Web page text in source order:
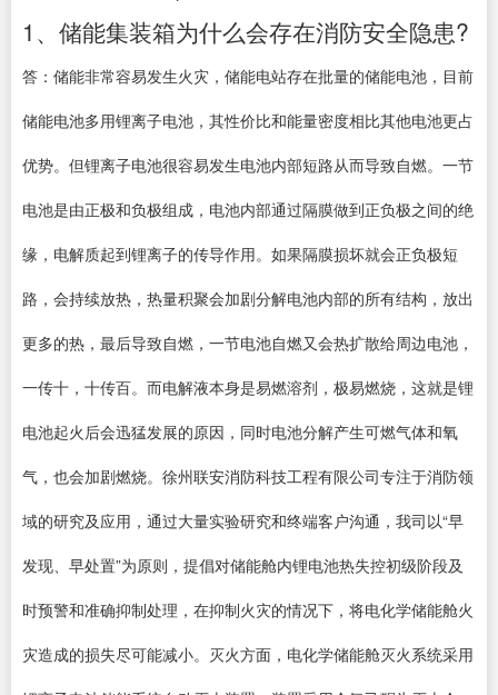
1、储能集装箱为什么会存在消防安全隐患?
答：储能非常容易发生火灾，储能电站存在批量的储能电池，目前
储能电池多用锂离子电池，其性价比和能量密度相比其他电池更占
优势。但锂离子电池很容易发生电池内部短路从而导致自燃。一节
电池是由正极和负极组成，电池内部通过隔膜做到正负极之间的绝
缘，电解质起到锂离子的传导作用。如果隔膜损坏就会正负极短
路，会持续放热，热量积聚会加剧分解电池内部的所有结构，放出
更多的热，最后导致自燃，一节电池自燃又会热扩散给周边电池，
一传十，十传百。而电解液本身是易燃溶剂，极易燃烧，这就是锂
电池起火后会迅猛发展的原因，同时电池分解产生可燃气体和氧
气，也会加剧燃烧。徐州联安消防科技工程有限公司专注于消防领
域的研究及应用，通过大量实验研究和终端客户沟通，我司以“早
发现、早处置”为原则，提倡对储能舱内锂电池热失控初级阶段及
时预警和准确抑制处理，在抑制火灾的情况下，将电化学储能舱火
灾造成的损失尽可能减小。灭火方面，电化学储能舱灭火系统采用